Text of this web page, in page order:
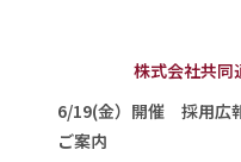
株式会社共同
6/19(金）開催 採用広
ご案内